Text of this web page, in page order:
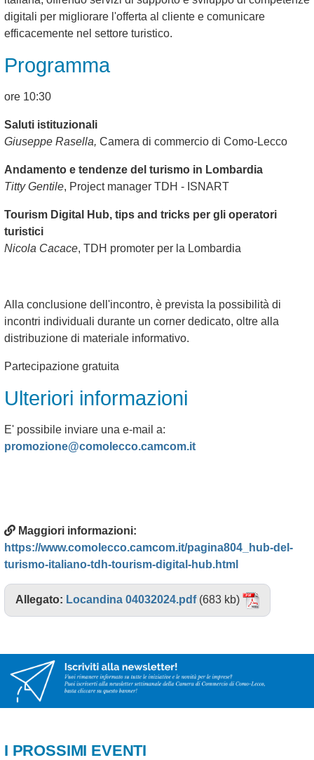
digitali per migliorare l'offerta al cliente e comunicare
efficacemente nel settore turistico.
Programma
ore 10:30
Saluti istituzionali
Giuseppe Rasella, Camera di commercio di Como-Lecco
Andamento e tendenze del turismo in Lombardia
Titty Gentile, Project manager TDH - ISNART
Tourism Digital Hub, tips and tricks per gli operatori
turistici
Nicola Cacace, TDH promoter per la Lombardia
Alla conclusione dell'incontro, è prevista la possibilità di
incontri individuali durante un corner dedicato, oltre alla
distribuzione di materiale informativo.
Partecipazione gratuita
Ulteriori informazioni
E' possibile inviare una e-mail a:
promozione@comolecco.camcom.it
Maggiori informazioni:
https://www.comolecco.camcom.it/pagina804_hub-del-
turismo-italiano-tdh-tourism-digital-hub.html
Allegato: Locandina 04032024.pdf(683 kb)
I PROSSIMI EVENTI